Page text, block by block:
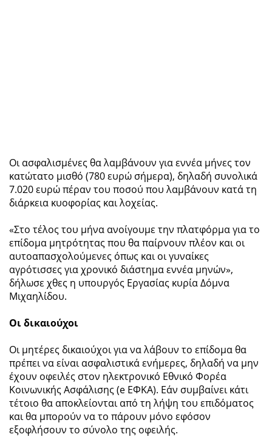
Οι ασφαλισμένες θα λαμβάνουν για εννέα μήνες τον
κατώτατο μισθό (780 ευρώ σήμερα), δηλαδή συνολικά
7.020 ευρώ πέραν του ποσού που λαμβάνουν κατά τη
διάρκεια κυοφορίας και λοχείας.
«Στο τέλος του μήνα ανοίγουμε την πλατφόρμα για το
επίδομα μητρότητας που θα παίρνουν πλέον και οι
αυτοαπασχολούμενες όπως και οι γυναίκες
αγρότισσες για χρονικό διάστημα εννέα μηνών»,
δήλωσε χθες η υπουργός Εργασίας κυρία Δόμνα
Μιχαηλίδου.
Οι δικαιούχοι
Οι μητέρες δικαιούχοι για να λάβουν το επίδομα θα
πρέπει να είναι ασφαλιστικά ενήμερες, δηλαδή να μην
έχουν οφειλές στον ηλεκτρονικό Εθνικό Φορέα
Κοινωνικής Ασφάλισης (e ΕΦΚΑ). Εάν συμβαίνει κάτι
τέτοιο θα αποκλείονται από τη λήψη του επιδόματος
και θα μπορούν να το πάρουν μόνο εφόσον
εξοφλήσουν το σύνολο της οφειλής.